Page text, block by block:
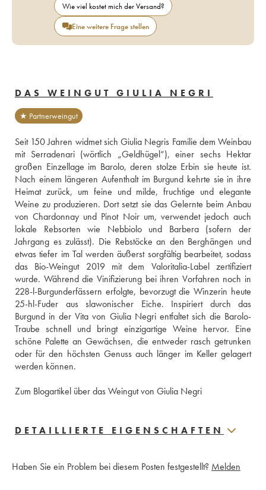
Wie viel kostet mich der Versand?
Eine weitere Frage stellen
DAS WEINGUT GIULIA NEGRI
★ Partnerweingut
Seit 150 Jahren widmet sich Giulia Negris Familie dem Weinbau
mit Serradenari (wörtlich „Geldhügel“), einer sechs Hektar
großen Einzellage im Barolo, deren stolze Erbin sie heute ist.
Nach einem längeren Aufenthalt im Burgund kehrte sie in ihre
Heimat zurück, um feine und milde, fruchtige und elegante
Weine zu produzieren. Dort setzt sie das Gelernte beim Anbau
von Chardonnay und Pinot Noir um, verwendet jedoch auch
lokale Rebsorten wie Nebbiolo und Barbera (sofern der
Jahrgang es zulässt). Die Rebstöcke an den Berghängen und
etwas tiefer im Tal werden äußerst sorgfältig bearbeitet, sodass
das Bio-Weingut 2019 mit dem Valoritalia-Label zertifiziert
wurde. Während die Vinifizierung bei ihren Vorfahren noch in
228-l-Burgunderfässern erfolgte, bevorzugt die Winzerin heute
25-hl-Fuder aus slawonischer Eiche. Inspiriert durch das
Burgund in der Vita von Giulia Negri entfaltet sich die Barolo-
Traube schnell und bringt einzigartige Weine hervor. Eine
schöne Palette an Gewächsen, die entweder rasch getrunken
oder für den höchsten Genuss auch länger im Keller gelagert
werden können.
Zum Blogartikel über das Weingut von Giulia Negri
DETAILLIERTE EIGENSCHAFTEN
Haben Sie ein Problem bei diesem Posten festgestellt? Melden